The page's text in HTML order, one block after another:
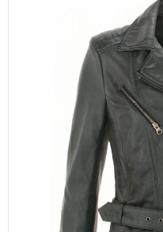
afbeeldingen-